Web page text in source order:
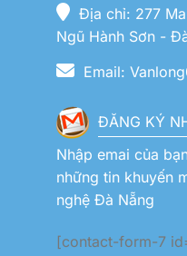
Địa chỉ: 277
Ngũ Hành Sơn -
Email:
ĐĂNG KÝ
Nhập emai của
những tin khuyến
nghệ Đà Nẵng
[contact-form-7